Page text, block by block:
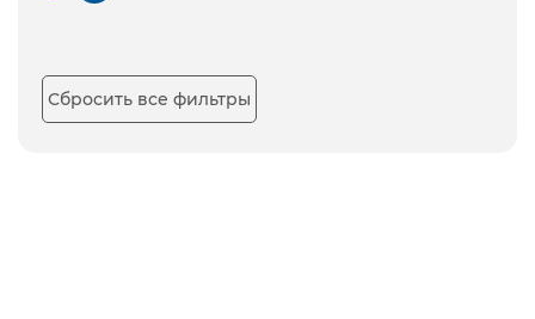
Сбросить все фильтры